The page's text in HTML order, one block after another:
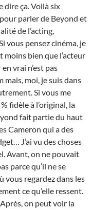
dire ça. Voilà six
parler de Beyond et
de l’acting,
vous pensez cinéma, je
bien que l’acteur
vrai n’est pas
mais, moi, je suis dans
Si vous me
fidèle à l’original, la
fait partie du haut
Cameron qui a des
J’ai vu des choses
Avant, on ne pouvait
parce qu’il ne se
vous regardez dans les
ce qu’elle ressent.
on peut voir la